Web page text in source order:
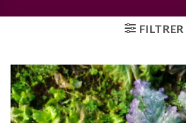
FILTRER